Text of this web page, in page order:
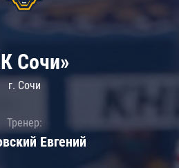
Сочи»
г. Сочи
Тренер:
Евгений